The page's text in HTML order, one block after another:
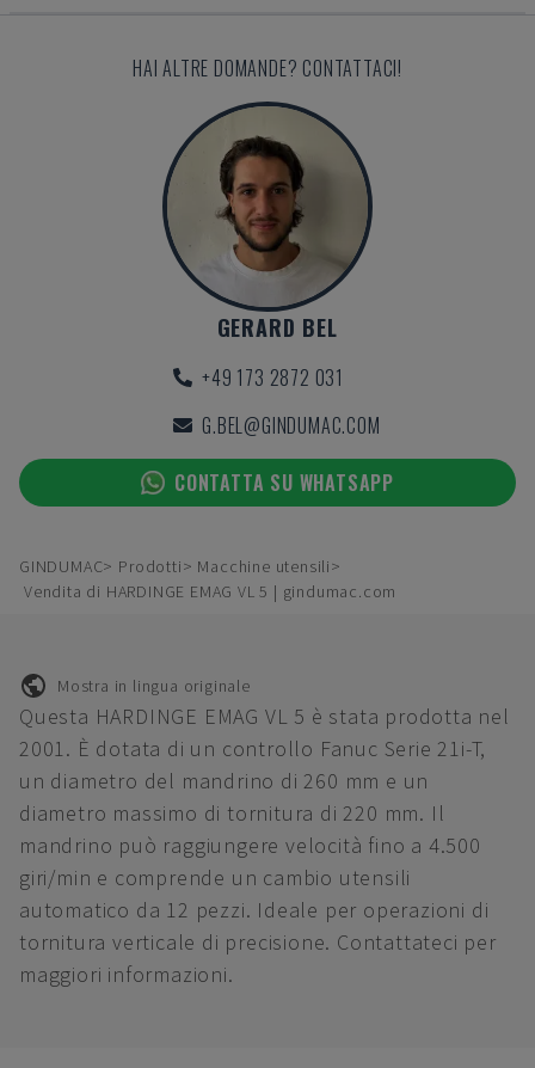
HAI ALTRE DOMANDE? CONTATTACI!
GERARD BEL
+49 173 2872 031
G.BEL@GINDUMAC.COM
CONTATTA SU WHATSAPP
GINDUMAC Prodotti
Macchine utensili
Vendita di HARDINGE EMAG VL 5 | gindumac.com
Mostra in lingua originale
Questa HARDINGE EMAG VL 5 è stata prodotta nel
2001. È dotata di un controllo Fanuc Serie 21i-T,
un diametro del mandrino di 260 mm e un
diametro massimo di tornitura di 220 mm. Il
mandrino può raggiungere velocità fino a 4.500
giri/min e comprende un cambio utensili
automatico da 12 pezzi. Ideale per operazioni di
tornitura verticale di precisione. Contattateci per
maggiori informazioni.